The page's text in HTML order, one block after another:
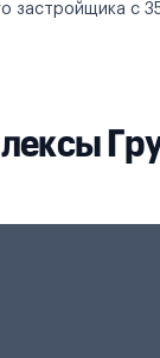
застройщика с